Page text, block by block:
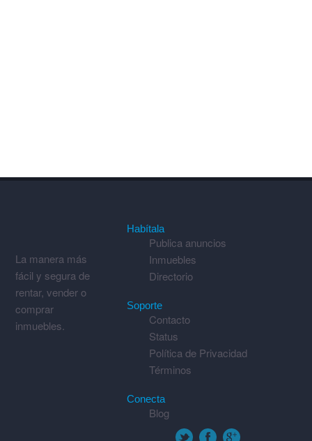
La manera más
fácil y segura de
rentar, vender o
comprar
inmuebles.
Habítala
Publica anuncios
Inmuebles
Directorio
Soporte
Contacto
Status
Política de Privacidad
Términos
Conecta
Blog